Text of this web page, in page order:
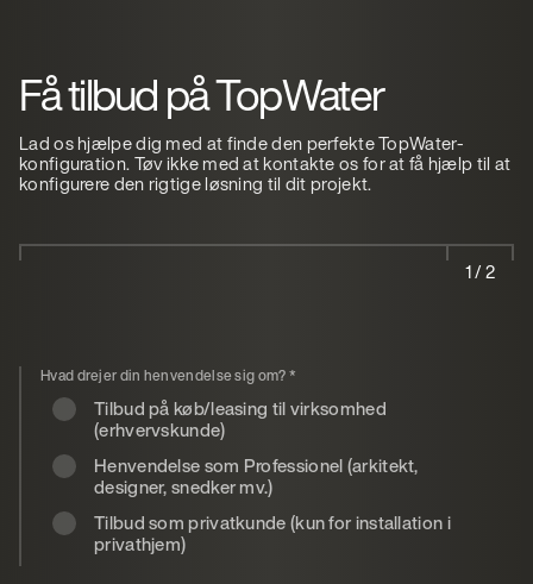
Få tilbud på TopWater
Lad os hjælpe dig med at finde den perfekte TopWater-
konfiguration. Tøv ikke med at kontakte os for at få hjælp til at
konfigurere den rigtige løsning til dit projekt.
1 / 2
Hvad drejer din henvendelse sig om?*
Tilbud på køb/leasing til virksomhed
(erhvervskunde)
Henvendelse som Professionel (arkitekt,
designer, snedker mv.)
Tilbud som privatkunde (kun for installation i
privathjem)